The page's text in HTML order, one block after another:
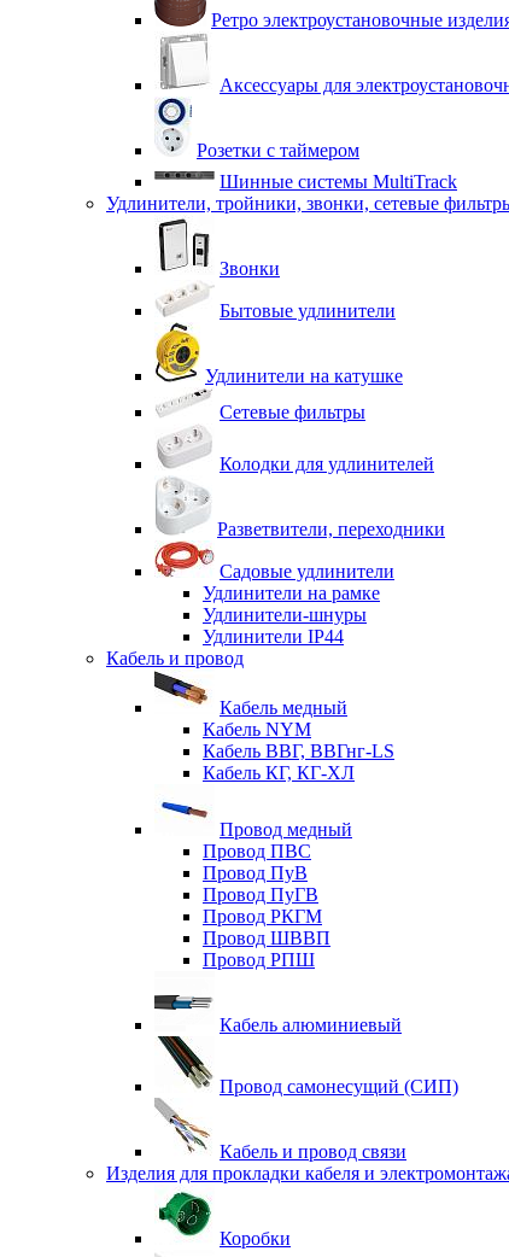
Ретро электроустановочные
Аксессуары для
Розетки с таймером
Шинные системы MultiTrack
Удлинители, тройники, звонки, сетевые
Звонки
Бытовые удлинители
Удлинители на катушке
Сетевые фильтры
Колодки для удлинителей
Разветвители, переходники
Садовые удлинители
Удлинители на рамке
Удлинители-шнуры
Удлинители IP44
Кабель и провод
Кабель медный
Кабель NYM
Кабель ВВГ, ВВГнг-LS
Кабель КГ, КГ-ХЛ
Провод медный
Провод ПВС
Провод ПуВ
Провод ПуГВ
Провод РКГМ
Провод ШВВП
Провод РПШ
Кабель алюминиевый
Провод самонесущий (СИП)
Кабель и провод связи
Изделия для прокладки кабеля и
Коробки